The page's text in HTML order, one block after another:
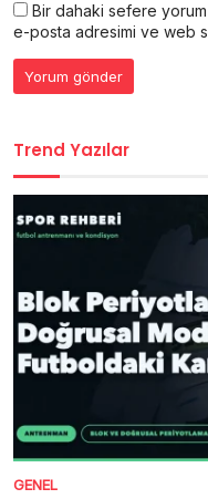
Bir dahaki sefere yorum
e-posta adresimi ve web
Trend Yazılar
GENEL